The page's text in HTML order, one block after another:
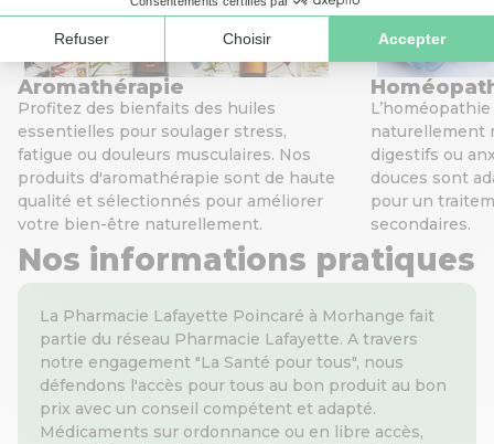
Aromathérapie
Profitez des bienfaits des huiles
essentielles pour soulager stress,
fatigue ou douleurs musculaires. Nos
produits d'aromathérapie sont de haute
qualité et sélectionnés pour améliorer
votre bien-être naturellement.
naturellement
digestifs ou
douces sont
pour un
secondaires.
Nos informations pratiques
La Pharmacie Lafayette Poincaré à Morhange fait
partie du réseau Pharmacie Lafayette. A travers
notre engagement "La Santé pour tous", nous
défendons l'accès pour tous au bon produit au bon
prix avec un conseil compétent et adapté.
Médicaments sur ordonnance ou en libre accès,